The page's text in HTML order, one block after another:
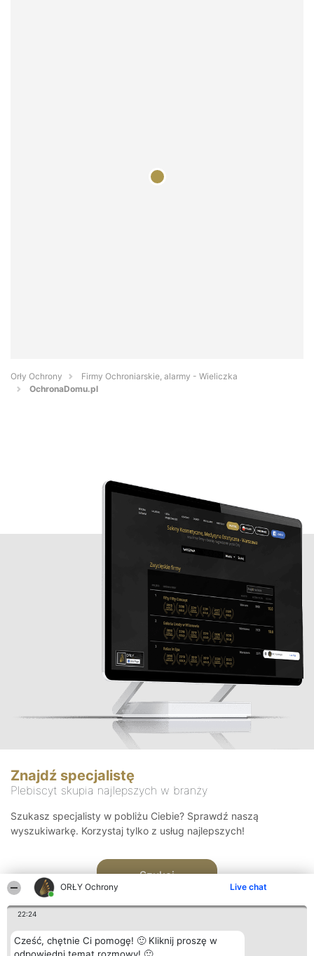
ORŁY Ochrony Live chat
22:24
Cześć, chętnie Ci pomogę! 🙂 Kliknij proszę w
Orły Ochrony
Firmy Ochroniarskie, alarmy - Wieliczka
OchronaDomu.pl
Znajdź specjalistę
Plebiscyt skupia najlepszych w branży
Szukasz specjalisty w pobliżu Ciebie? Sprawdź naszą
wyszukiwarkę. Korzystaj tylko z usług najlepszych!
Szukaj